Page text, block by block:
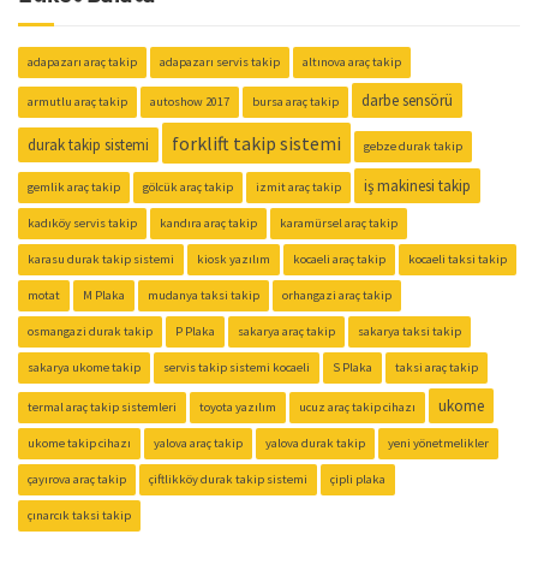
adapazarı araç takip adapazarı servis takip altınova araç takip
armutlu araç takip autoshow 2017 bursa araç takip darbe sensörü
durak takip sistemi forklift takip sistemi gebze durak takip
gemlik araç takip gölcük araç takip izmit araç takip iş makinesi takip
kadıköy servis takip kandıra araç takip karamürsel araç takip
karasu durak takip sistemi kiosk yazılım kocaeli araç takip kocaeli taksi takip
motat M Plaka mudanya taksi takip orhangazi araç takip
osmangazi durak takip P Plaka sakarya araç takip sakarya taksi takip
sakarya ukome takip servis takip sistemi kocaeli S Plaka taksi araç takip
termal araç takip sistemleri toyota yazılım ucuz araç takip cihazı ukome
ukome takip cihazı yalova araç takip yalova durak takip yeni yönetmelikler
çayırova araç takip çiftlikköy durak takip sistemi çipli plaka
çınarcık taksi takip